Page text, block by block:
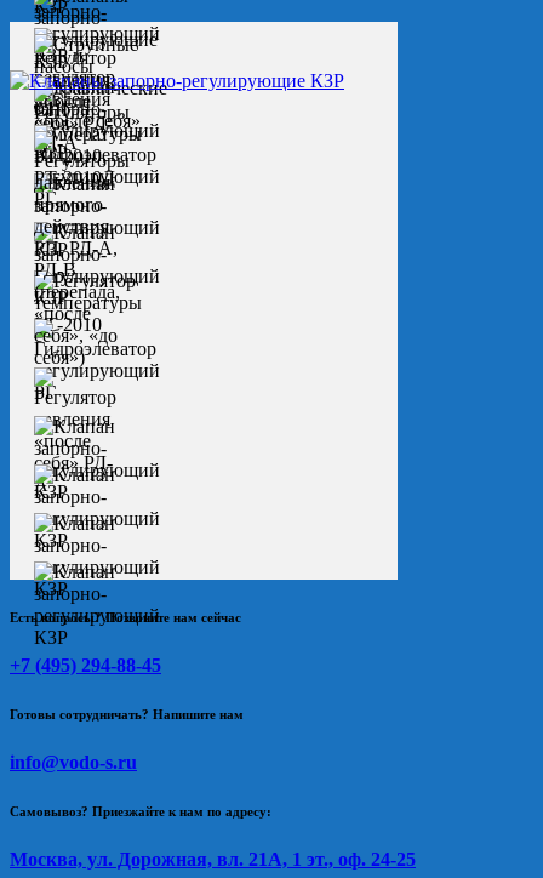
Есть вопросы? Позвоните нам сейчас
+7 (495) 294-88-45
Готовы сотрудничать? Напишите нам
info@vodo-s.ru
Самовывоз? Приезжайте к нам по адресу:
Москва, ул. Дорожная, вл. 21А, 1 эт., оф. 24-25